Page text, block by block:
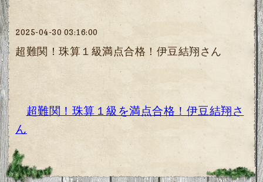
2025-04-30 03:16:00
超難関！珠算１級満点合格！伊豆結翔さん
超難関！珠算１級を満点合格！伊豆結翔さ
ん